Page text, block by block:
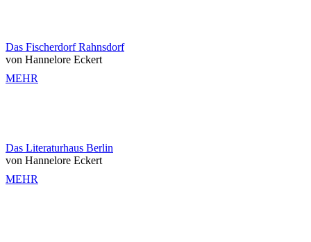
Das Fischerdorf Rahnsdorf
von Hannelore Eckert
MEHR
Das Literaturhaus Berlin
von Hannelore Eckert
MEHR